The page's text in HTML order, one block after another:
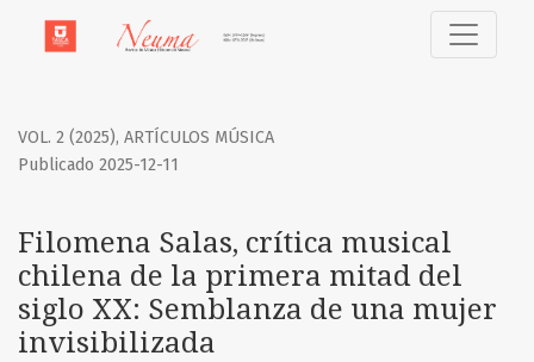
Filomena Salas, crítica musical chilena de la primera
VOL. 2 (2025), ARTÍCULOS MÚSICA
Filomena Salas, crítica musical
chilena de la primera mitad del
siglo XX: Semblanza de una mujer
invisibilizada
Publicado 2025-12-11